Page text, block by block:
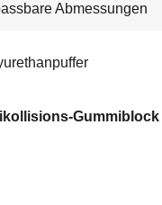
Abmessungen